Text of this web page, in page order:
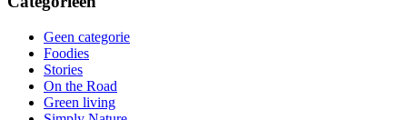
Geen categorie
Foodies
Stories
On the Road
Green living